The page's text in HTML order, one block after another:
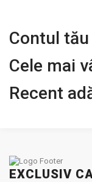
Contul tău
Cele mai
Recent
EXCLUSIV